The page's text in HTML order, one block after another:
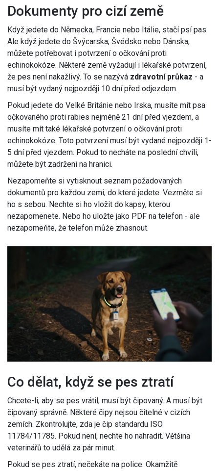
Dokumenty pro cizí země
Když jedete do Německa, Francie nebo Itálie, stačí psí pas.
Ale když jedete do Švýcarska, Švédsko nebo Dánska,
můžete potřebovat i potvrzení o očkování proti
echinokokóze. Některé země vyžadují i lékařské potvrzení,
že pes není nakažlivý. To se nazývá zdravotní průkaz - a
musí být vydaný nejpozději 10 dní před odjezdem.
Pokud jedete do Velké Británie nebo Irska, musíte mít psa
očkovaného proti rabies nejméně 21 dní před vjezdem, a
musíte mít také lékařské potvrzení o očkování proti
echinokokóze. Toto potvrzení musí být vydané nejpozději 1-
5 dní před vjezdem. Pokud to necháte na poslední chvíli,
můžete být zadrženi na hranici.
Nezapomeňte si vytisknout seznam požadovaných
dokumentů pro každou zemi, do které jedete. Vezměte si
ho s sebou. Nechte si ho vložit do kapsy, kterou
nezapomenete. Nebo ho uložte jako PDF na telefon - ale
nezapomeňte, že telefon může zhasnout.
Co dělat, když se pes ztratí
Chcete-li, aby se pes vrátil, musí být čipovaný. A musí být
čipovaný správně. Některé čipy nejsou čitelné v cizích
zemích. Zkontrolujte, zda je čip standardu ISO
11784/11785. Pokud není, nechte ho nahradit. Většina
veterinářů to udělá za pár minut.
Pokud se pes ztratí, nečekáte na police. Okamžitě